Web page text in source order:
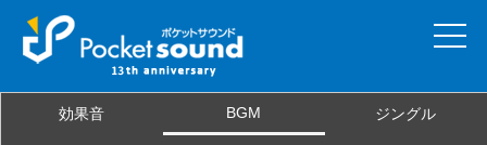
当サイトについて
効果音 BGM ジングル